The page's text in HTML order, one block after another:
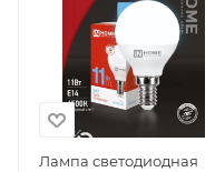
Лампа светодиодная